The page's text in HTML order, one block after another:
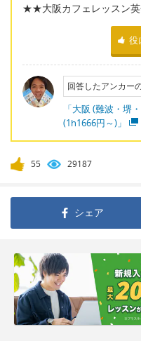
★★大阪カフェレッスン英
役
回答したアンカー
「大阪 (難波・堺
(1h1666円～)」
55 29187
シェア